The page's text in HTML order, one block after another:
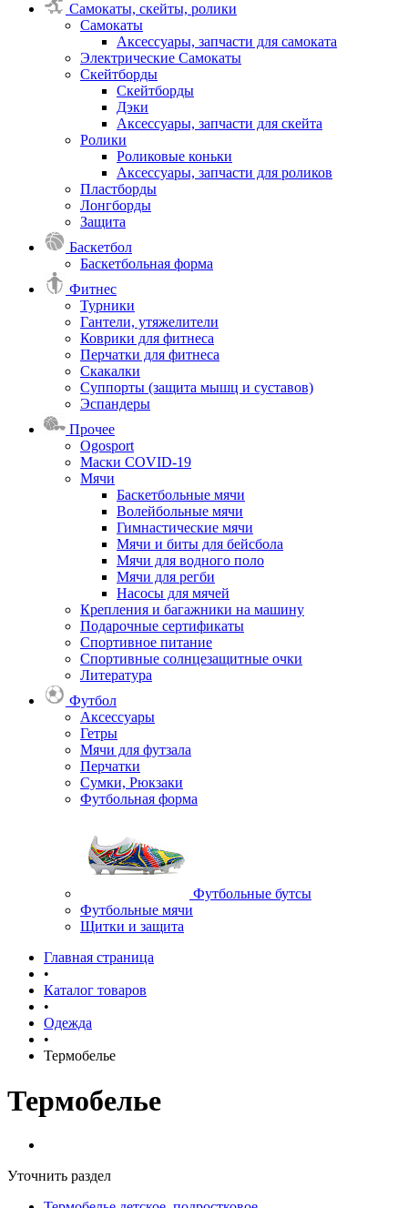
Самокаты, скейты, ролики
Самокаты
Аксессуары, запчасти для самоката
Электрические Самокаты
Скейтборды
Скейтборды
Дэки
Аксессуары, запчасти для скейта
Ролики
Роликовые коньки
Аксессуары, запчасти для роликов
Пластборды
Лонгборды
Защита
Баскетбол
Баскетбольная форма
Фитнес
Турники
Гантели, утяжелители
Коврики для фитнеса
Перчатки для фитнеса
Скакалки
Суппорты (защита мышц и суставов)
Эспандеры
Прочее
Ogosport
Маски COVID-19
Мячи
Баскетбольные мячи
Волейбольные мячи
Гимнастические мячи
Мячи и биты для бейсбола
Мячи для водного поло
Мячи для регби
Насосы для мячей
Крепления и багажники на машину
Подарочные сертификаты
Спортивное питание
Спортивные солнцезащитные очки
Литература
Футбол
Аксессуары
Гетры
Мячи для футзала
Перчатки
Сумки, Рюкзаки
Футбольная форма
Футбольные бутсы
Футбольные мячи
Щитки и защита
Главная страница
•
Каталог товаров
•
Одежда
•
Термобелье
Термобелье
Уточнить раздел